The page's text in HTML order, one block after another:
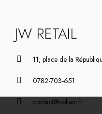
JW RETAIL
11, place de la
0782-703-651
contact@collant.fr